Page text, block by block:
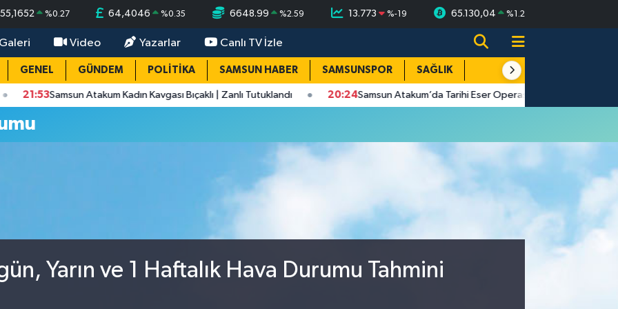
55,1652 %0.27 64,4046 %0.35 6648.99 %2.59 13.773 %-19 65.130,04 %1.2
Video Yazarlar Canlı TV İzle
GENEL GÜNDEM POLİTİKA SAMSUN HABER SAMSUNSPOR SAĞLIK TEKNOLOJİ
Samsun Atakum Kadın Kavgası Bıçaklı | Zanlı Tutuklandı 20:24 Samsun Atakum’da Tarihi Eser Operasyonu
Yarın ve 1 Haftalık Hava Durumu Tahmini